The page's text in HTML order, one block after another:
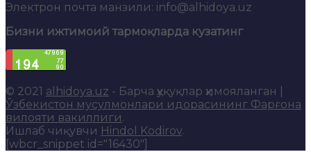
Электрон почта манзили: info@alhidoya.uz
Бизни ижтимоий тармоқларда кузатинг
© 2021 alhidoya.uz - Барча ҳуқуқлар ҳимояланган |
Ўзбекистон мусулмонлари идорасининг Фарғона
вилояти вакиллиги.
Ишлаб чиқувчи Hindol Kodirov.
[wbcr_snippet id="16430"]